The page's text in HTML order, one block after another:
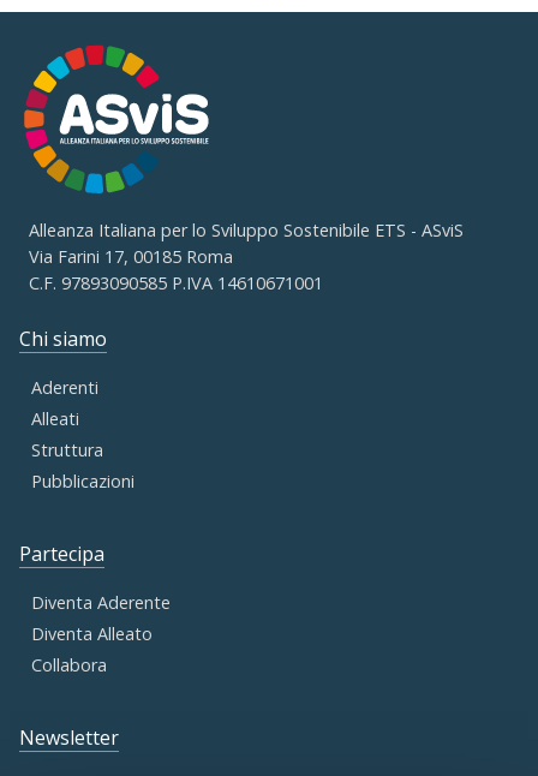
Alleanza Italiana per lo Sviluppo Sostenibile ETS - ASviS
Via Farini 17, 00185 Roma
C.F. 97893090585 P.IVA 14610671001
Chi siamo
Aderenti
Alleati
Struttura
Pubblicazioni
Partecipa
Diventa Aderente
Diventa Alleato
Collabora
Newsletter